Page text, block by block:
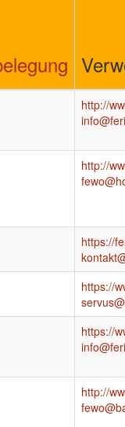
http://
http://
https://
https://
https://
http://